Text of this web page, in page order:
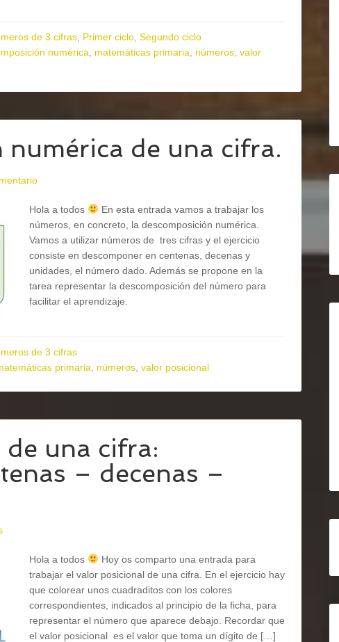
de 3 cifras Primer ciclo Segundo ciclo
numérica matemáticas primaria números valor
numérica de una cifra.
Hola a todos
En esta entrada vamos a trabajar los
números, en concreto, la descomposición numérica.
Vamos a utilizar números de tres cifras y el ejercicio
consiste en descomponer en centenas, decenas y
unidades, el número dado. Además se propone en la
tarea representar la descomposición del número para
facilitar el aprendizaje.
de 3 cifras
primaria números valor posicional
una cifra:
– decenas –
Hola a todos
Hoy os comparto una entrada para
trabajar el valor posicional de una cifra. En el ejercicio hay
que colorear unos cuadraditos con los colores
correspondientes, indicados al principio de la ficha, para
representar el número que aparece debajo. Recordar que
el valor posicional es el valor que toma un dígito de […]